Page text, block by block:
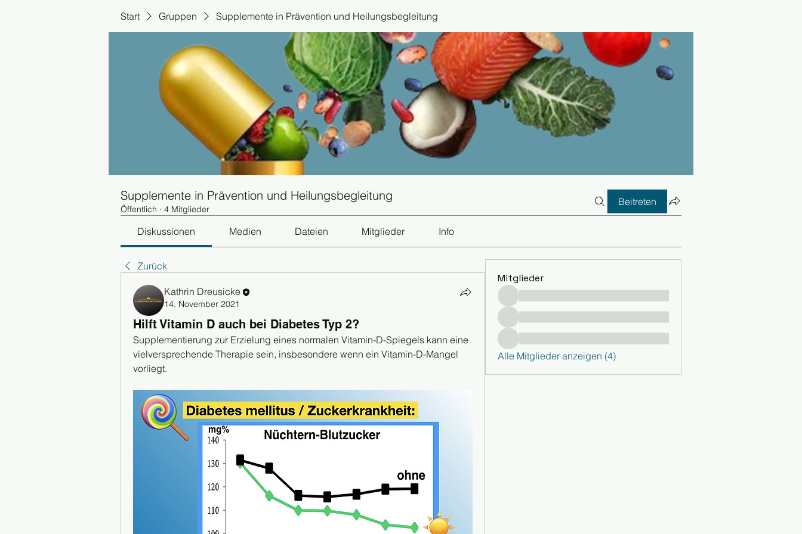
Start Gruppen Supplemente in Prävention und Heilungsbegleitung
Supplemente in Prävention und Heilungsbegleitung
Öffentlich · 4 Mitglieder
Beitreten
Diskussionen Medien Dateien Mitglieder Info
Zurück
Kathrin Dreusicke
14. November 2021
Hilft Vitamin D auch bei Diabetes Typ 2?
Supplementierung zur Erzielung eines normalen Vitamin-D-Spiegels kann eine
vielversprechende Therapie sein, insbesondere wenn ein Vitamin-D-Mangel
vorliegt.
Mitglieder
Alle Mitglieder anzeigen (4)